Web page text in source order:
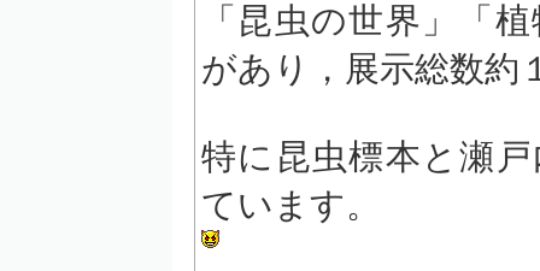
「昆虫の世界」「
があり，展示総数約
特に昆虫標本と瀬
ています。